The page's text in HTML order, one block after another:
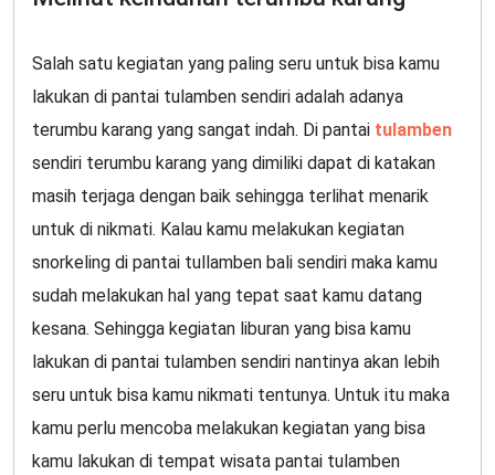
Salah satu kegiatan yang paling seru untuk bisa kamu
lakukan di pantai tulamben sendiri adalah adanya
terumbu karang yang sangat indah. Di pantai tulamben
sendiri terumbu karang yang dimiliki dapat di katakan
masih terjaga dengan baik sehingga terlihat menarik
untuk di nikmati. Kalau kamu melakukan kegiatan
snorkeling di pantai tullamben bali sendiri maka kamu
sudah melakukan hal yang tepat saat kamu datang
kesana. Sehingga kegiatan liburan yang bisa kamu
lakukan di pantai tulamben sendiri nantinya akan lebih
seru untuk bisa kamu nikmati tentunya. Untuk itu maka
kamu perlu mencoba melakukan kegiatan yang bisa
kamu lakukan di tempat wisata pantai tulamben